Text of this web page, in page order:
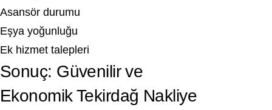
Asansör durumu
Eşya yoğunluğu
Ek hizmet talepleri
Sonuç: Güvenilir ve
Ekonomik Tekirdağ Nakliye